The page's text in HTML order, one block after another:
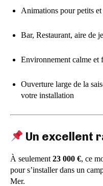
Animations pour petits et
Bar, Restaurant, aire de
Environnement calme et
Ouverture large de la
votre installation
Un excellent
À seulement 23 000 €, ce
pour s’installer dans un
Mer.